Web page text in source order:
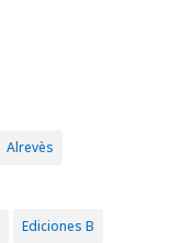
Alrevès
Ediciones B